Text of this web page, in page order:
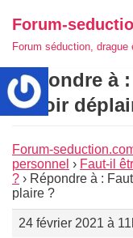
Aller
au
Forum-
Forum séduction, drague
Répondre à
savoir
Forum-
personnel › Faut-il
? › Répondre à :
plaire ?
24 février 2021 à